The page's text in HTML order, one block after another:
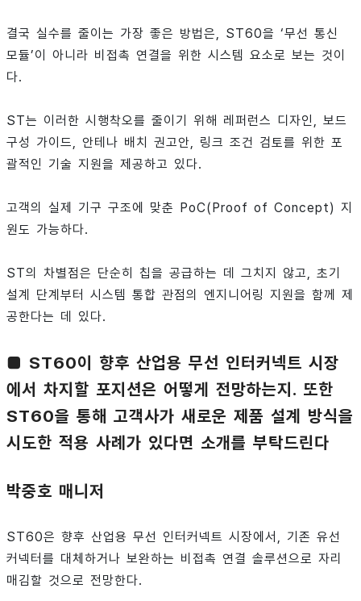
결국 실수를 줄이는 가장 좋은 방법은, ST60을 ‘무선 통신
모듈’이 아니라 비접촉 연결을 위한 시스템 요소로 보는 것이
다.
ST는 이러한 시행착오를 줄이기 위해 레퍼런스 디자인, 보드
구성 가이드, 안테나 배치 권고안, 링크 조건 검토를 위한 포
괄적인 기술 지원을 제공하고 있다.
고객의 실제 기구 구조에 맞춘 PoC(Proof of Concept) 지
원도 가능하다.
ST의 차별점은 단순히 칩을 공급하는 데 그치지 않고, 초기
설계 단계부터 시스템 통합 관점의 엔지니어링 지원을 함께 제
공한다는 데 있다.
■ ST60이 향후 산업용 무선 인터커넥트 시장
에서 차지할 포지션은 어떻게 전망하는지. 또한
ST60을 통해 고객사가 새로운 제품 설계 방식을
시도한 적용 사례가 있다면 소개를 부탁드린다
박중호 매니저
ST60은 향후 산업용 무선 인터커넥트 시장에서, 기존 유선
커넥터를 대체하거나 보완하는 비접촉 연결 솔루션으로 자리
매김할 것으로 전망한다.